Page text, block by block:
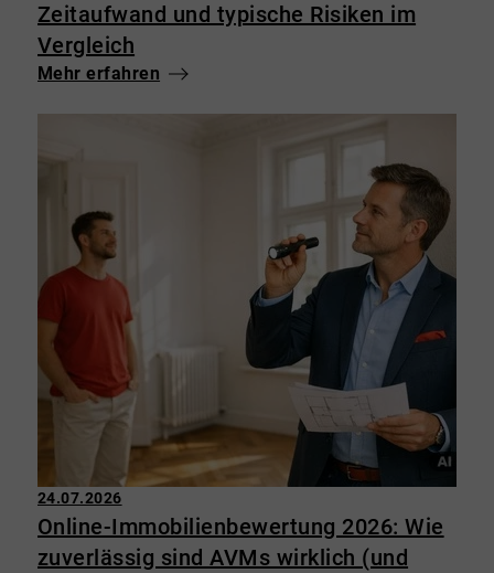
Zeitaufwand und typische Risiken im
Vergleich
Mehr erfahren
24.07.2026
Online-Immobilienbewertung 2026: Wie
zuverlässig sind AVMs wirklich (und